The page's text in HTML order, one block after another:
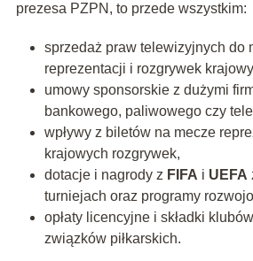
prezesa PZPN, to przede wszystkim:
sprzedaż praw telewizyjnych do
reprezentacji i rozgrywek
umowy sponsorskie z dużymi
bankowego, paliwowego czy
wpływy z biletów na mecze
krajowych rozgrywek,
dotacje i nagrody z FIFA i UEFA
turniejach oraz programy
opłaty licencyjne i składki
związków piłkarskich.